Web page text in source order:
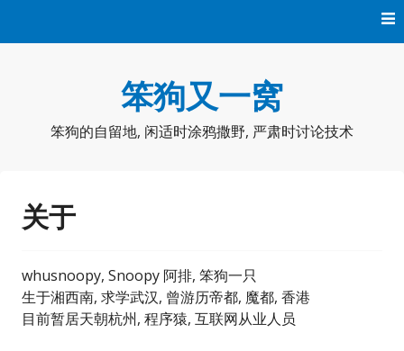
笨狗又一窝
笨狗的自留地, 闲适时涂鸦撒野, 严肃时讨论技术
关于
whusnoopy, Snoopy 阿排, 笨狗一只
生于湘西南, 求学武汉, 曾游历帝都, 魔都, 香港
目前暂居天朝杭州, 程序猿, 互联网从业人员